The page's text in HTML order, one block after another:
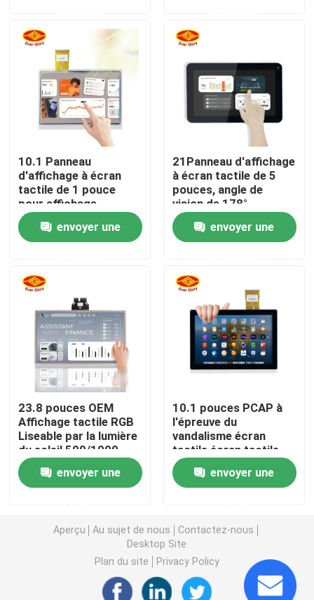
Visite d'usine
Contrôle de la qualité
nouvelles
Demande de soumission
Panneau d'affichage de contact
Panneau d'affichage à cristaux liquides d'écran tactile
Écran tactile industriel
Écran tactile capacitif
Écran tactile imperméable
Module d'affichage d'écran tactile
10.1 Panneau
d'affichage à écran
tactile de 1 pouce
pour affichage
extérieur revêtu d'un
revêtement
antiempreintes
envoyer une
21Panneau d'affichage
à écran tactile de 5
pouces, angle de
vision de 178°
envoyer une
23.8 pouces OEM
Affichage tactile RGB
Liseable par la lumière
du soleil 500/1000
Nits Affichage tactile
extérieurenvoyer une
10.1 pouces PCAP à
l'épreuve du
vandalisme écran
tactile écran tactile
panneau d'affichage
VGA signal d'entrée
envoyer une
Aperçu Au sujet de nous
Contactez-nous
Desktop Site
Plan du site
Privacy Policy